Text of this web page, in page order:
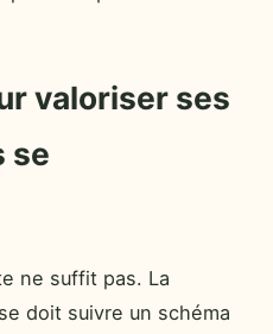
valoriser ses
se
ne suffit pas. La
doit suivre un schéma